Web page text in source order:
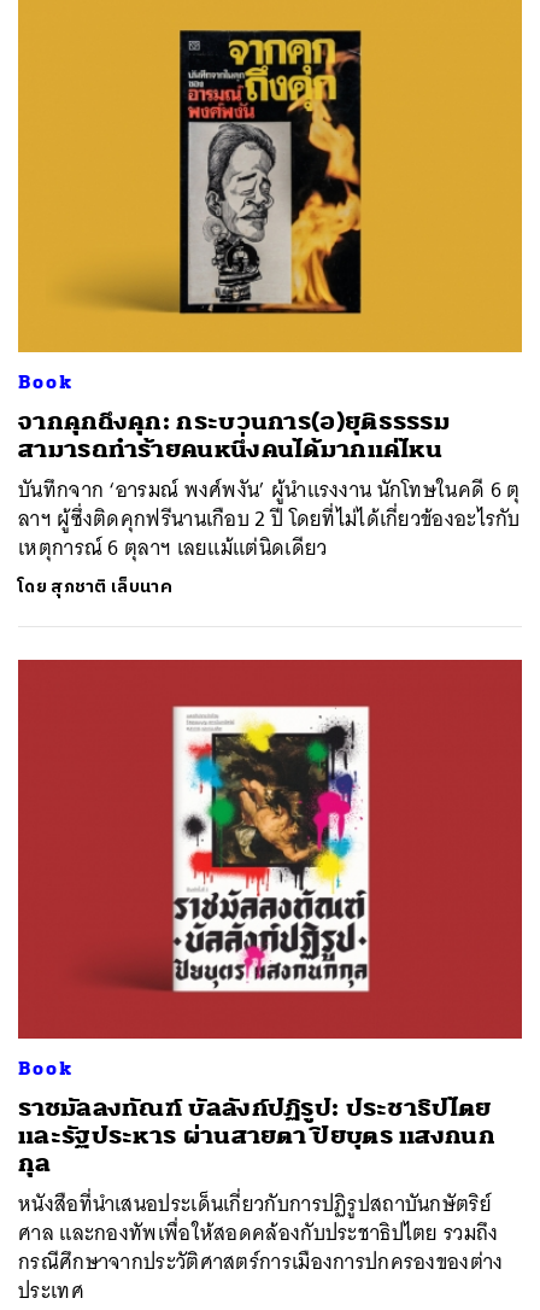
Book
จากคุกถึงคุก: กระบวนการ(อ)ยุติธรรรม
สามารถทำร้ายคนหนึ่งคนได้มากแค่ไหน
บันทึกจาก ‘อารมณ์ พงศ์พงัน’ ผู้นำแรงงาน นักโทษในคดี 6 ตุ
ลาฯ ผู้ซึ่งติดคุกฟรีนานเกือบ 2 ปี โดยที่ไม่ได้เกี่ยวข้องอะไรกับ
เหตุการณ์ 6 ตุลาฯ เลยแม้แต่นิดเดียว
โดย สุภชาติ เล็บนาค
Book
ราชมัลลงทัณฑ์ บัลลังก์ปฏิรูป: ประชาธิปไตย
และรัฐประหาร ผ่านสายตา ปิยบุตร แสงกนก
กุล
หนังสือที่นำเสนอประเด็นเกี่ยวกับการปฏิรูปสถาบันกษัตริย์
ศาล และกองทัพเพื่อให้สอดคล้องกับประชาธิปไตย รวมถึง
กรณีศึกษาจากประวัติศาสตร์การเมืองการปกครองของต่าง
ประเทศ